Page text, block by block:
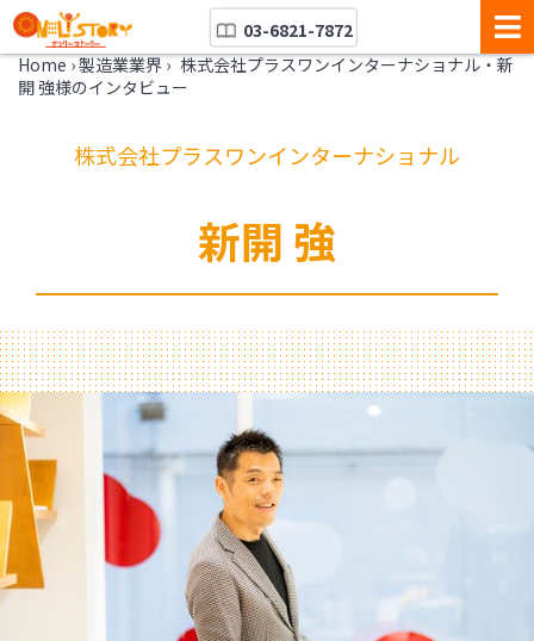
03-6821-7872
Home ›製造業業界 › 株式会社プラスワンインターナショナル・新
開 強様のインタビュー
株式会社プラスワンインターナショナル
新開 強